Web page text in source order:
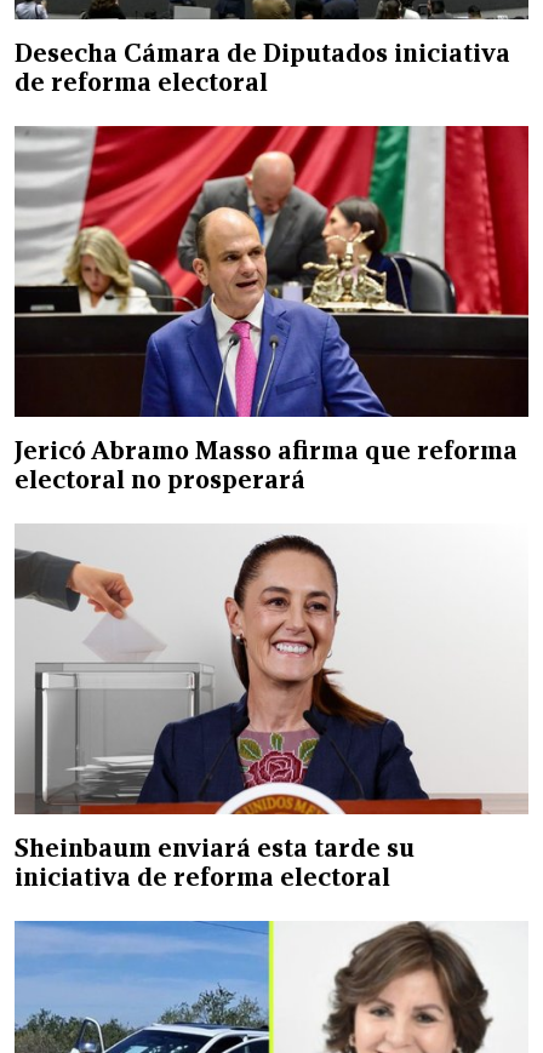
Desecha Cámara de Diputados iniciativa
de reforma electoral
Jericó Abramo Masso afirma que reforma
electoral no prosperará
Sheinbaum enviará esta tarde su
iniciativa de reforma electoral